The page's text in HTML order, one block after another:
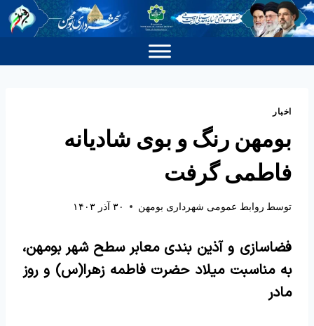
اخبار
بومهن رنگ و بوی شادیانه
فاطمی گرفت
توسط روابط عمومی شهرداری بومهن ۳۰ آذر ۱۴۰۳
فضاسازی و آذین بندی معابر سطح شهر بومهن،
به مناسبت میلاد حضرت فاطمه زهرا(س) و روز
مادر